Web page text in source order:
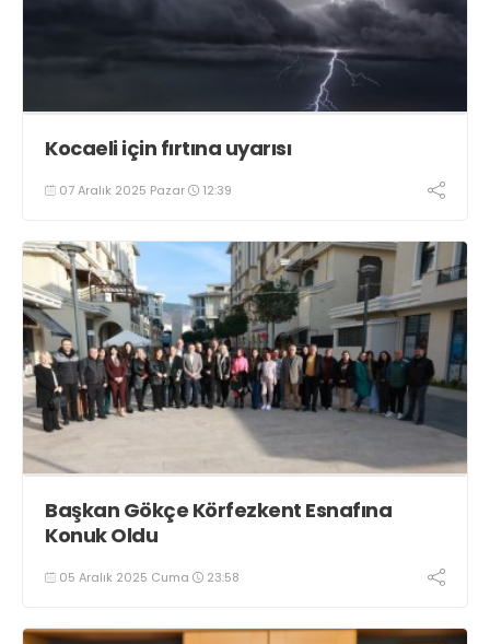
Kocaeli için fırtına uyarısı
07 Aralık 2025 Pazar 12:39
Başkan Gökçe Körfezkent Esnafına
Konuk Oldu
05 Aralık 2025 Cuma 23:58